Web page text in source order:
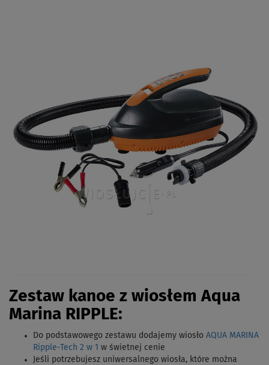
Zestaw kanoe z wiosłem Aqua
Marina RIPPLE:
Do podstawowego zestawu dodajemy wiosło AQUA MARINA
Ripple-Tech 2 w 1 w świetnej cenie
Jeśli potrzebujesz uniwersalnego wiosła, które można